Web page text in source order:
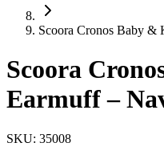
Scoora Cronos Baby &
Scoora
Earmuff –
SKU: 35008